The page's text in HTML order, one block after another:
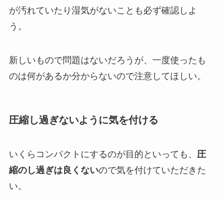
が汚れていたり湿気がないことも必ず確認しよ
う。
新しいもので問題はないだろうが、一度使ったも
のは何があるか分からないので注意してほしい。
圧縮し過ぎないように気を付ける
いくらコンパクトにするのが目的といっても、 圧
縮のし過ぎは良くないので気を付けていただきた
い。